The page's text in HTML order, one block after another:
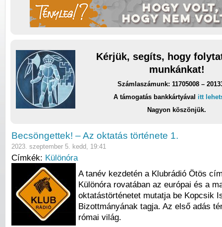
Kérjük, segíts, hogy
munkánkat!
Számlaszámunk: 11705008 –
A támogatás bankkártyával itt
Nagyon köszönjük.
Becsöngettek! – Az oktatás története 1.
2023. szeptember 5. kedd, 19:41
Címkék: Különóra
A tanév kezdetén a Klubrádió Ötös
Különóra rovatában az európai és a
oktatástörténetet mutatja be Kopcsik
Bizottmányának tagja. Az első adás
római világ.